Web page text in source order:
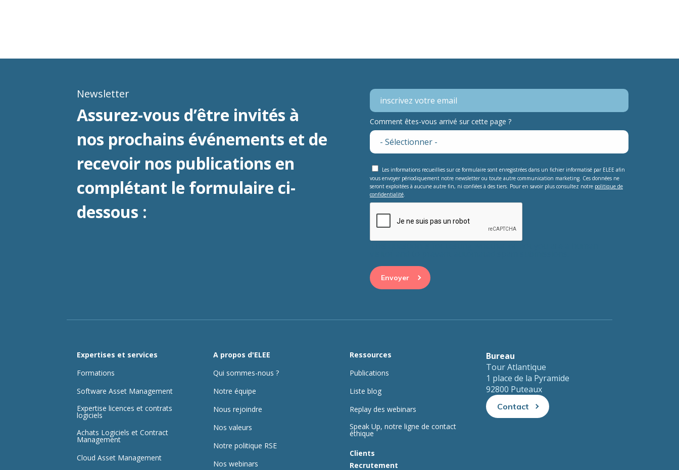
Newsletter
Assurez-vous d’être invités à
nos prochains événements et de
recevoir nos publications en
complétant le formulaire ci-
dessous :
Comment êtes-vous arrivé sur cette page ?
Les informations recueillies sur ce formulaire sont enregistrées dans un fichier informatisé par ELEE afin
vous envoyer périodiquement notre newsletter ou toute autre communication marketing. Ces données ne
seront exploitées à aucune autre fin, ni confiées à des tiers. Pour en savoir plus consultez notre politique de
confidentialité.
Expertises et services
Formations
Software Asset Management
Expertise licences et contrats
logiciels
Achats Logiciels et Contract
Management
Cloud Asset Management
A propos d'ELEE
Qui sommes-nous ?
Notre équipe
Nous rejoindre
Nos valeurs
Notre politique RSE
Nos webinars
Ressources
Publications
Liste blog
Replay des webinars
Speak Up, notre ligne de contact
éthique
Clients
Recrutement
Bureau
Tour Atlantique
1 place de la Pyramide
92800 Puteaux
Contact